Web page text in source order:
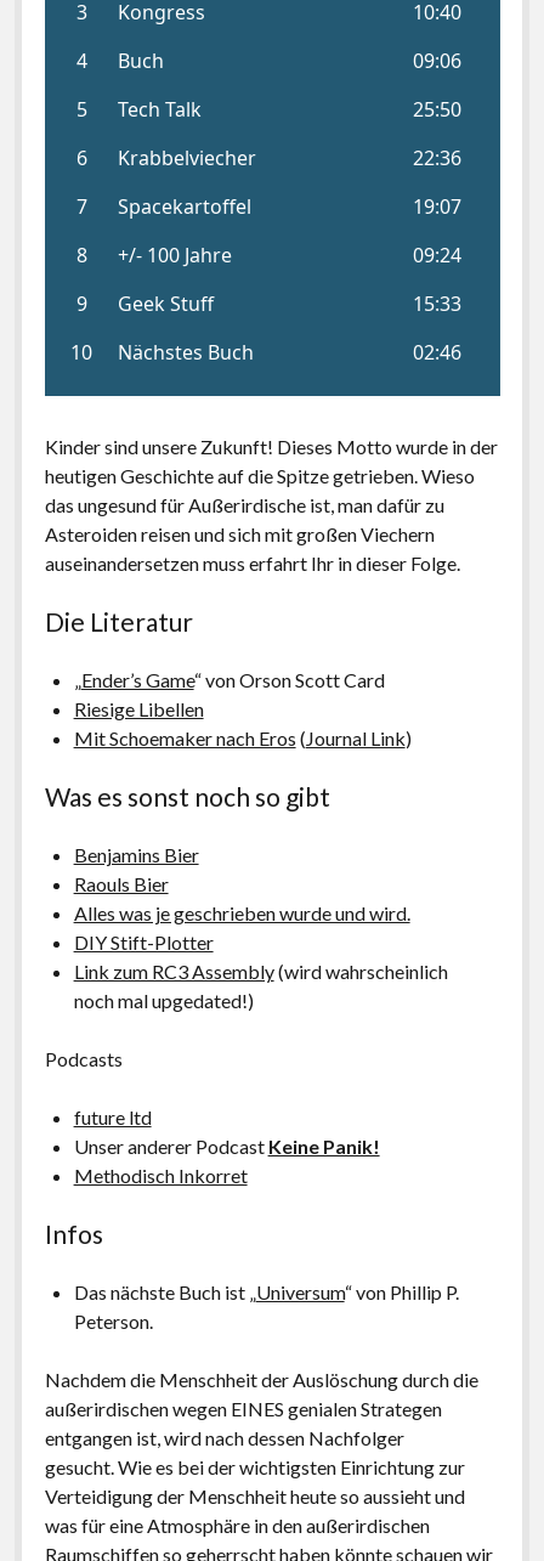
Kinder sind unsere Zukunft! Dieses Motto wurde in der
heutigen Geschichte auf die Spitze getrieben. Wieso
das ungesund für Außerirdische ist, man dafür zu
Asteroiden reisen und sich mit großen Viechern
auseinandersetzen muss erfahrt Ihr in dieser Folge.
Die Literatur
„Ender’s Game“ von Orson Scott Card
Riesige Libellen
Mit Schoemaker nach Eros (Journal Link)
Was es sonst noch so gibt
Benjamins Bier
Raouls Bier
Alles was je geschrieben wurde und wird.
DIY Stift-Plotter
Link zum RC3 Assembly(wird wahrscheinlich
noch mal upgedated!)
Podcasts
future ltd
Unser anderer Podcast Keine Panik!
Methodisch Inkorret
Infos
Das nächste Buch ist „Universum“ von Phillip P.
Peterson.
Nachdem die Menschheit der Auslöschung durch die
außerirdischen wegen EINES genialen Strategen
entgangen ist, wird nach dessen Nachfolger
gesucht. Wie es bei der wichtigsten Einrichtung zur
Verteidigung der Menschheit heute so aussieht und
was für eine Atmosphäre in den außerirdischen
Raumschiffen so geherrscht haben könnte schauen wir